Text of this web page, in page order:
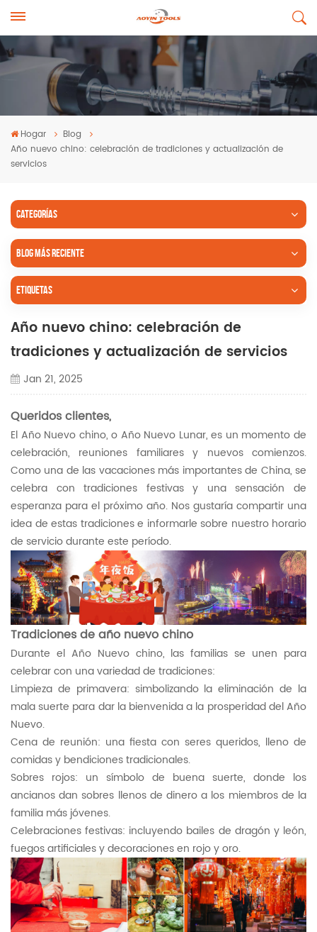
Hogar
Blog
Año nuevo chino: celebración de tradiciones y actualización de
servicios
CATEGORÍAS
BLOG MÁS RECIENTE
ETIQUETAS
Año nuevo chino: celebración de
tradiciones y actualización de servicios
Jan 21, 2025
Queridos clientes,
El Año Nuevo chino, o Año Nuevo Lunar, es un momento de
celebración, reuniones familiares y nuevos comienzos.
Como una de las vacaciones más importantes de China, se
celebra con tradiciones festivas y una sensación de
esperanza para el próximo año. Nos gustaría compartir una
idea de estas tradiciones e informarle sobre nuestro horario
de servicio durante este período.
Tradiciones de año nuevo chino
Durante el Año Nuevo chino, las familias se unen para
celebrar con una variedad de tradiciones:
Limpieza de primavera: simbolizando la eliminación de la
mala suerte para dar la bienvenida a la prosperidad del Año
Nuevo.
Cena de reunión: una fiesta con seres queridos, lleno de
comidas y bendiciones tradicionales.
Sobres rojos: un símbolo de buena suerte, donde los
ancianos dan sobres llenos de dinero a los miembros de la
familia más jóvenes.
Celebraciones festivas: incluyendo bailes de dragón y león,
fuegos artificiales y decoraciones en rojo y oro.